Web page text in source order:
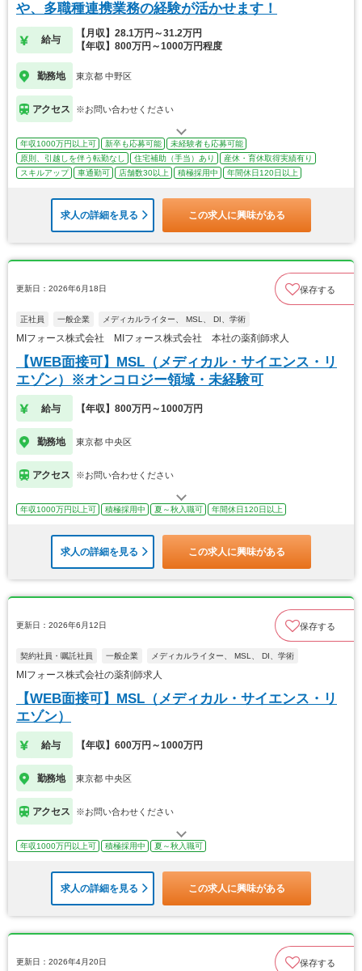
や、多職種連携業務の経験が活かせます！
給与
【月収】28.1万円～31.2万円
【年収】800万円～1000万円程度
勤務地 東京都 中野区
アクセス ※お問い合わせください
年収1000万円以上可 新卒も応募可能
未経験者も応募可能
原則、引越しを伴う転勤なし
住宅補助（手当）あり
産休・育休取得実績有り
スキルアップ
車通勤可 店舗数30以上 積極採用中 年間休日120日以上
求人の詳細を見る この求人に興味がある
更新日：2026年6月18日 保存する
正社員 一般企業 メディカルライター、 MSL、 DI、学術
MIフォース株式会社 MIフォース株式会社 本社の薬剤師求人
【WEB面接可】MSL（メディカル・サイエンス・リ
エゾン）※オンコロジー領域・未経験可
給与 【年収】800万円～1000万円
勤務地 東京都 中央区
アクセス ※お問い合わせください
年収1000万円以上可 積極採用中 夏～秋入職可 年間休日120日以上
求人の詳細を見る この求人に興味がある
更新日：2026年6月12日 保存する
契約社員・嘱託社員 一般企業 メディカルライター、 MSL、 DI、学術
MIフォース株式会社の薬剤師求人
【WEB面接可】MSL（メディカル・サイエンス・リ
エゾン）
給与 【年収】600万円～1000万円
勤務地 東京都 中央区
アクセス ※お問い合わせください
年収1000万円以上可 積極採用中 夏～秋入職可
求人の詳細を見る この求人に興味がある
更新日：2026年4月20日 保存する